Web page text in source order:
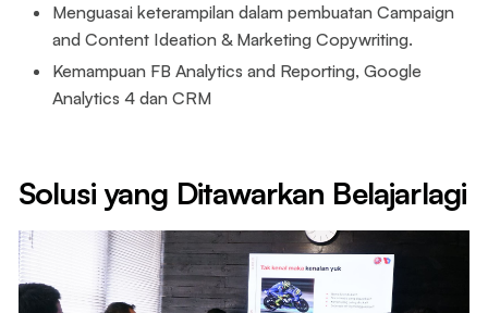
Menguasai keterampilan dalam pembuatan Campaign
and Content Ideation & Marketing Copywriting.
Kemampuan FB Analytics and Reporting, Google
Analytics 4 dan CRM
Solusi yang Ditawarkan Belajarlagi